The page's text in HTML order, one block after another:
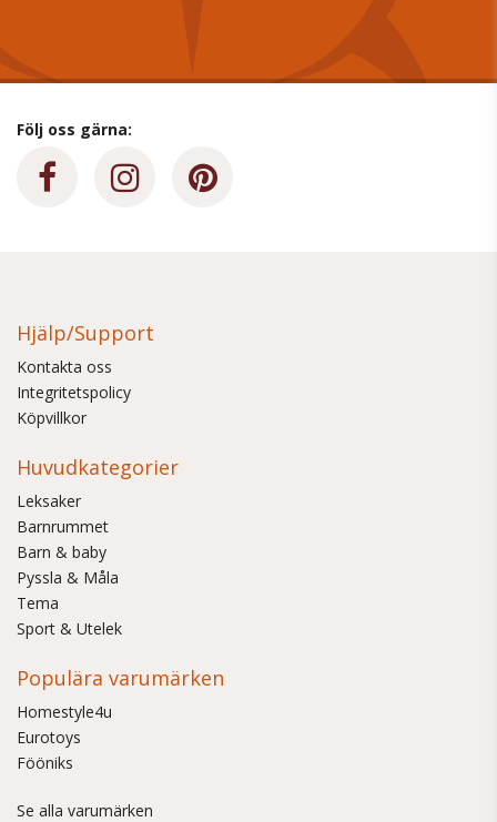
Följ oss gärna:
Hjälp/Support
Kontakta oss
Integritetspolicy
Köpvillkor
Huvudkategorier
Leksaker
Barnrummet
Barn & baby
Pyssla & Måla
Tema
Sport & Utelek
Populära varumärken
Homestyle4u
Eurotoys
Fööniks
Se alla varumärken